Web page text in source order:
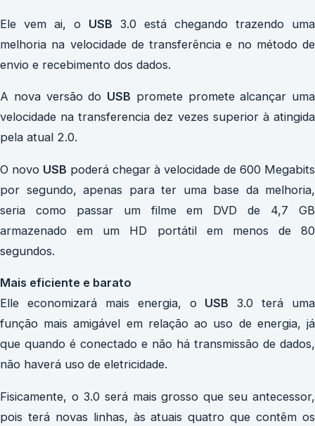
Ele vem ai, o USB 3.0 está chegando trazendo uma
melhoria na velocidade de transferência e no método de
envio e recebimento dos dados.
A nova versão do USB promete promete alcançar uma
velocidade na transferencia dez vezes superior à atingida
pela atual 2.0.
O novo USB poderá chegar à velocidade de 600 Megabits
por segundo, apenas para ter uma base da melhoria,
seria como passar um filme em DVD de 4,7 GB
armazenado em um HD portátil em menos de 80
segundos.
Mais eficiente e barato
Elle economizará mais energia, o USB 3.0 terá uma
função mais amigável em relação ao uso de energia, já
que quando é conectado e não há transmissão de dados,
não haverá uso de eletricidade.
Fisicamente, o 3.0 será mais grosso que seu antecessor,
pois terá novas linhas, às atuais quatro que contêm os